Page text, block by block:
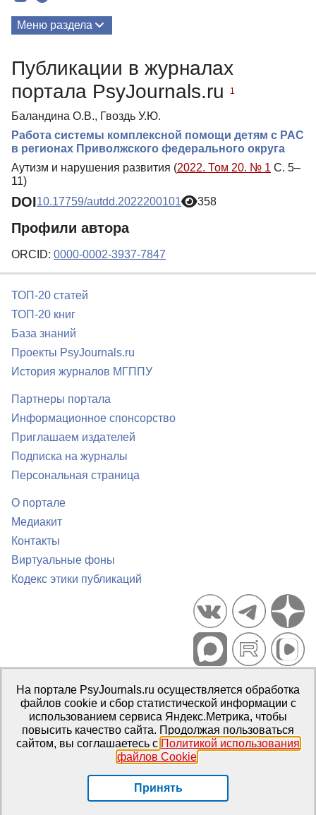
Меню раздела
Публикации в журналах
портала PsyJournals.ru
1
Баландина О.В., Гвоздь У.Ю.
Работа системы комплексной помощи детям с РАС
в регионах Приволжского федерального округа
Аутизм и нарушения развития (2022. Том 20. № 1 С. 5–
11)
DOI10.17759/autdd.2022200101 358
Профили автора
ORCID: 0000-0002-3937-7847
ТОП-20 статей
ТОП-20 книг
База знаний
Проекты PsyJournals.ru
История журналов МГППУ
Партнеры портала
Информационное спонсорство
Приглашаем издателей
Подписка на журналы
Персональная страница
О портале
Медиакит
Контакты
Виртуальные фоны
Кодекс этики публикаций
Портал психологических изданий PsyJournals.ru, 2007–2026
Правила использования материалов
Свидетельство регистрации СМИЭл № ФС77-66447 от 14 июля
2016 г.
Издатель: ФГБОУ ВО МГППУ
На портале PsyJournals.ru осуществляется обработка
файлов cookie и сбор статистической информации с
использованием сервиса Яндекс.Метрика, чтобы
повысить качество сайта. Продолжая пользоваться
сайтом, вы соглашаетесь с Политикой использования
файлов Cookie.
Принять